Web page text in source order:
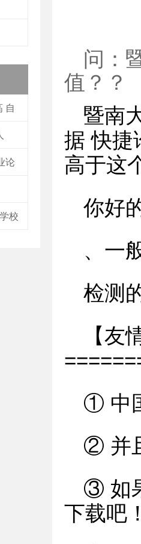
自
论
校
问：
值？？
暨南
据 快捷
高于这
你好
、一
检测
【友
① 中
② 并
③ 如
下载吧